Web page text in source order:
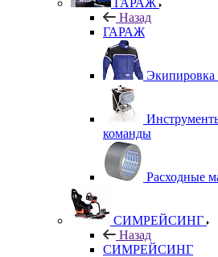
ГАРАЖ
Назад
ГАРАЖ
Экипировка
команды
Расходные
СИМРЕЙСИНГ
Назад
СИМРЕЙСИНГ